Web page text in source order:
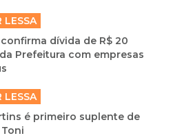
LESSA
dívida de R$ 20
Prefeitura com empresas
LESSA
é primeiro suplente de